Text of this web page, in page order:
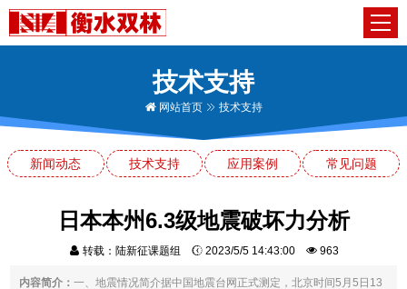
技术支持
网站首页 技术支持
新闻动态 技术支持 应用案例 常见问题
日本本州6.3级地震破坏力分析
转载：陆新征课题组 2023/5/5 14:43:00 963
内容简介：一、地震情况简介据中国地震台网正式测定，北京时间5月5日13